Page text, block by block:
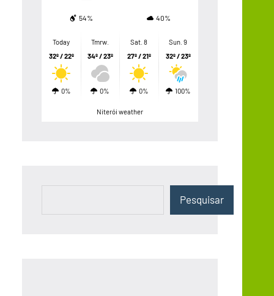
54% 40%
Today
32º / 22º
0%
Tmrw.
34º / 23º
0%
Sat. 8
27º / 21º
0%
Sun. 9
32º / 23º
100%
Niterói weather
Pesquisar